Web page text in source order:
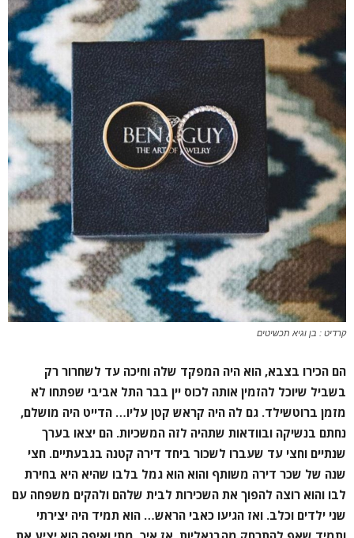
קרדיט : בן וגיא תכשיטים
הם הכירו בצבא, הוא היה המפקד שלה וחיכה עד לשחרור רק
בשביל שיוכל להזמין אותה לכוס יין בבר התל אביבי שפתחו לא
מזמן ברוטשילד. גם לה היה קראש קטן עליו… הדייט היה מושלם,
נחתם בנשיקה ובוודאות שתהיה לזה המשכיות. הם יצאו בערך
שנתיים וחצי עד שעברו לשכור ביחד דירה קטנה בגבעתיים. חצי
שנה של שכר דירה משותף והוא הוא גמל בלבו שהיא היא בחירת
לבו והוא רוצה להפוך את השכירות לבית שלהם ולהקים משפחה עם
שני ילדים וכלב. ואז הגיעו כאבי הראש… הוא תמיד היה יצירתי